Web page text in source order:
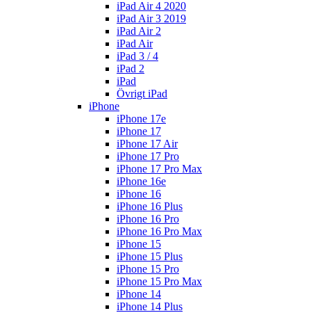
iPad Air 4 2020
iPad Air 3 2019
iPad Air 2
iPad Air
iPad 3 / 4
iPad 2
iPad
Övrigt iPad
iPhone
iPhone 17e
iPhone 17
iPhone 17 Air
iPhone 17 Pro
iPhone 17 Pro Max
iPhone 16e
iPhone 16
iPhone 16 Plus
iPhone 16 Pro
iPhone 16 Pro Max
iPhone 15
iPhone 15 Plus
iPhone 15 Pro
iPhone 15 Pro Max
iPhone 14
iPhone 14 Plus